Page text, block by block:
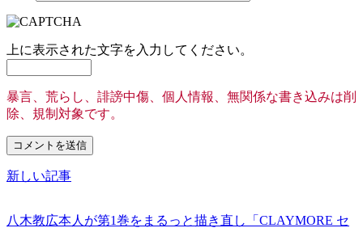
上に表示された文字を入力してください。
暴言、荒らし、誹謗中傷、個人情報、無関係な書き込みは削
除、規制対象です。
新しい記事
八木教広本人が第1巻をまるっと描き直し「CLAYMORE セ